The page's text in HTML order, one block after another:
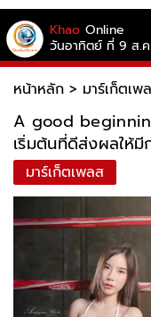
Khao Online
วันอาทิตย์ ที่ 9 ส.
หน้าหลัก > มาร์เก็ตเพ
A good
เริ่มต้นที่ดีส่งผลให้
มาร์เก็ตเพลส